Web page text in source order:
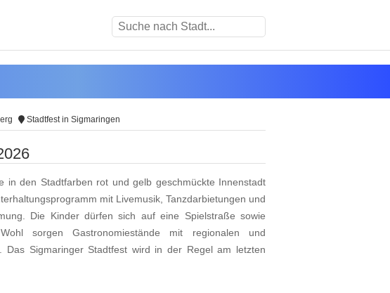
Stadtfest in Sigmaringen
in den Stadtfarben rot und gelb geschmückte Innenstadt
mit Livemusik, Tanzdarbietungen und
Die Kinder dürfen sich auf eine Spielstraße sowie
sorgen Gastronomiestände mit regionalen und
Das Sigmaringer Stadtfest wird in der Regel am letzten